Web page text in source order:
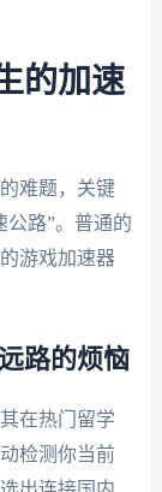
的加速
难题，关键
公路”。普通的
游戏加速器
路的烦恼
在热门留学
检测你当前